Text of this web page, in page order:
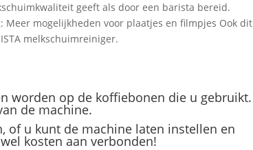
geeft als door een barista bereid.
mogelijkheden voor plaatjes en filmpjes Ook dit
melkschuimreiniger.
worden op de koffiebonen die u gebruikt.
de machine.
of u kunt de machine laten instellen en
kosten aan verbonden!